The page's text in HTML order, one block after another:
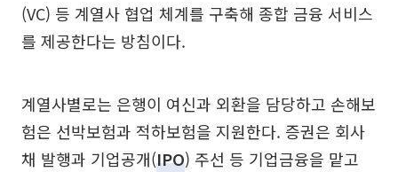
(VC) 등 계열사 협업 체계를 구축해 종합 금융 서비스
를 제공한다는 방침이다.
계열사별로는 은행이 여신과 외환을 담당하고 손해보
험은 선박보험과 적하보험을 지원한다. 증권은 회사
채 발행과 기업공개(IPO) 주선 등 기업금융을 맡고